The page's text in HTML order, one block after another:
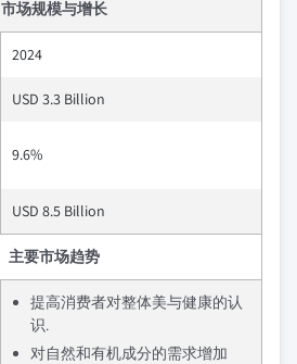
市场规模与增长
2024
USD 3.3 Billion
9.6%
USD 8.5 Billion
主要市场趋势
提高消费者对整体美与健康的认
识.
对自然和有机成分的需求增加